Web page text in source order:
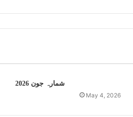
شمارہ جون 2026
May 4, 2026